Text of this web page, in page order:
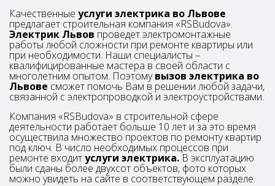
Качественные услуги электрика во Львове
предлагает строительная компания «RSBudova».
Электрик Львов проведет электромонтажные
работы любой сложности при ремонте квартиры или
при необходимости. Наши специалисты –
квалифицированные мастера в своей области с
многолетним опытом. Поэтомувызов электрика во
Львове сможет помочь Вам в решении любой задачи,
связанной с электропроводкой и электроустройствами.
Компания «RSBudova» в строительной сфере
деятельности работает больше 10 лет и за это время
осуществила множество проектов по ремонту квартир
под ключ. В число необходимых процессов при
ремонте входитуслуги электрика. В эксплуатацию
были сданы более двухсот объектов, фото которых
можно увидеть на сайте в соответствующем разделе.